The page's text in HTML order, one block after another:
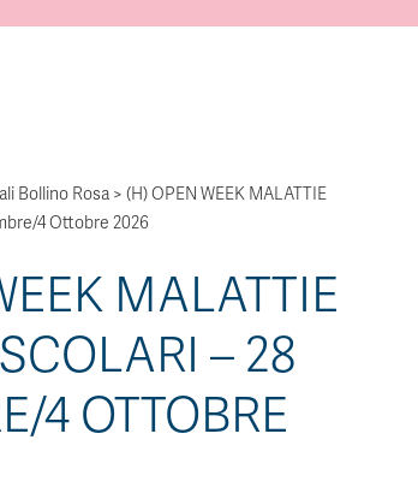
Bollino Rosa > (H) OPEN WEEK MALATTIE
4 Ottobre 2026
MALATTIE
– 28
4 OTTOBRE